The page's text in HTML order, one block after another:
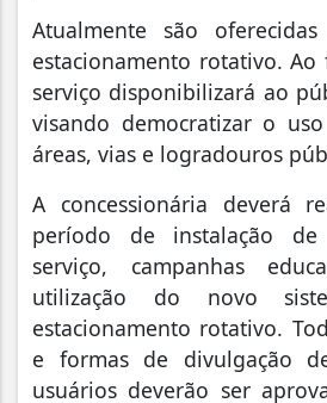
Atualmente são
estacionamento rotativo.
serviço disponibilizará ao
visando democratizar o
áreas, vias e logradouros
A concessionária deverá
período de instalação
serviço, campanhas
utilização do novo
estacionamento rotativo.
e formas de divulgação
usuários deverão ser